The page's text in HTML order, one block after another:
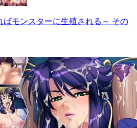
ばモンスターに生殖される～ その